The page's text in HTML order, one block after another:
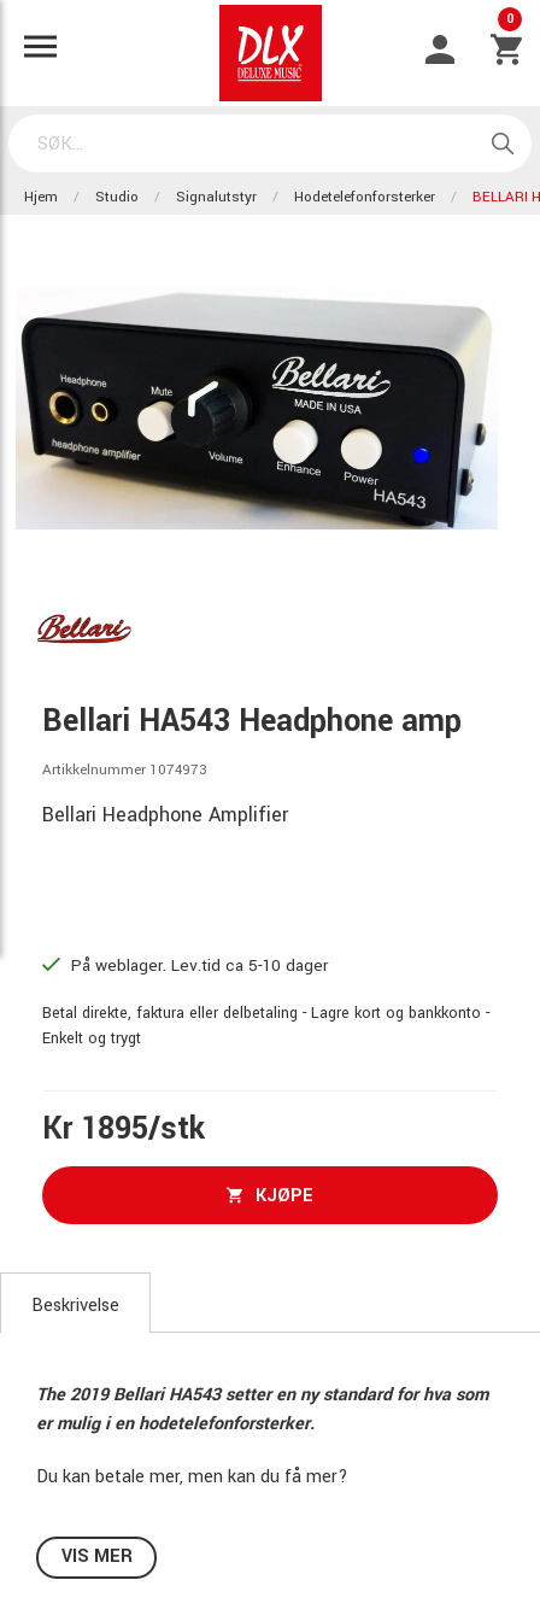
0
Hjem Studio Signalutstyr Hodetelefonforsterker BELLARI
Bellari HA543 Headphone amp
Artikkelnummer 1074973
Bellari Headphone Amplifier
På weblager. Lev.tid ca 5-10 dager
Betal direkte, faktura eller delbetaling - Lagre kort og bankkonto -
Enkelt og trygt
Kr 1895/stk
KJØPE
Beskrivelse
The 2019 Bellari HA543 setter en ny standard for hva som
er mulig i en hodetelefonforsterker.
Du kan betale mer, men kan du få mer?
1/4” og 1/8” hodetelefonutganger
Pass thru (RCA ut) som også fungerer når du bruker
VIS MER